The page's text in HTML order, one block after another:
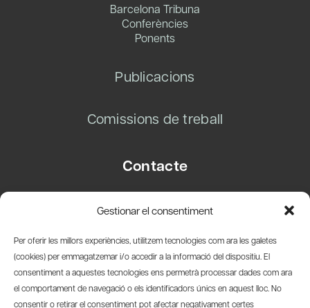
Gestionar el consentiment
Per oferir les millors experiències, utilitzem tecnologies com ara les galetes
(cookies) per emmagatzemar i/o accedir a la informació del dispositiu. El
consentiment a aquestes tecnologies ens permetrà processar dades com ara
el comportament de navegació o els identificadors únics en aquest lloc. No
consentir o retirar el consentiment pot afectar negativament certes
Barcelona Tribuna
Conferències
Ponents
Publicacions
Comissions de treball
Contacte
08003 Barcelona
info@amicsdelpais.com
Suscripció Newsletter